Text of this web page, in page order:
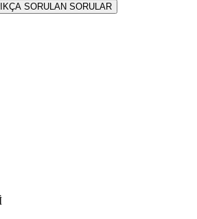
SORULAN SORULAR